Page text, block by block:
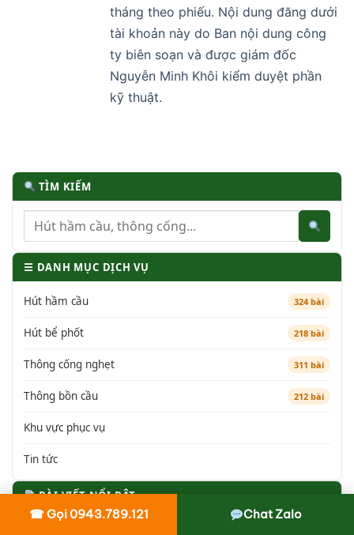
tháng theo phiếu. Nội dung đăng dưới
tài khoản này do Ban nội dung công
ty biên soạn và được giám đốc
Nguyễn Minh Khôi kiểm duyệt phần
kỹ thuật.
TÌM KIẾM
☰ DANH MỤC DỊCH VỤ
Hút hầm cầu 324 bài
Hút bể phốt 218 bài
Thông cống nghẹt 311 bài
Thông bồn cầu 212 bài
Khu vực phục vụ
Tin tức
BÀI VIẾT NỔI BẬT
☎ Gọi 0943.789.121 Chat Zalo